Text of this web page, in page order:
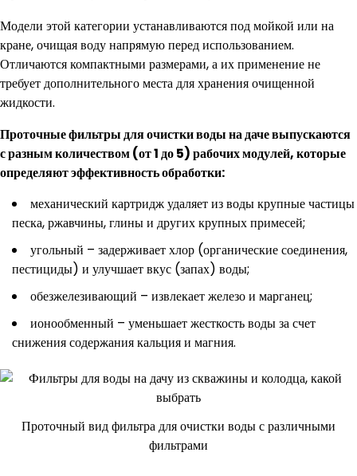
Модели этой категории устанавливаются под мойкой или на
кране, очищая воду напрямую перед использованием.
Отличаются компактными размерами, а их применение не
требует дополнительного места для хранения очищенной
жидкости.
Проточные фильтры для очистки воды на даче выпускаются
с разным количеством (от 1 до 5) рабочих модулей, которые
определяют эффективность обработки:
механический картридж удаляет из воды крупные частицы
песка, ржавчины, глины и других крупных примесей;
угольный – задерживает хлор (органические соединения,
пестициды) и улучшает вкус (запах) воды;
обезжелезивающий – извлекает железо и марганец;
ионообменный – уменьшает жесткость воды за счет
снижения содержания кальция и магния.
Проточный вид фильтра для очистки воды с различными
фильтрами